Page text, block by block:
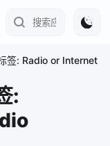
签: Radio or Internet
: